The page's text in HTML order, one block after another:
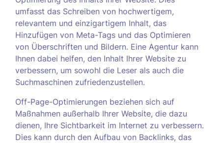
umfasst das Schreiben von hochwertigem,
relevantem und einzigartigem Inhalt, das
Hinzufügen von Meta-Tags und das Optimieren
von Überschriften und Bildern. Eine Agentur kann
Ihnen dabei helfen, den Inhalt Ihrer Website zu
verbessern, um sowohl die Leser als auch die
Suchmaschinen zufriedenzustellen.
Off-Page-Optimierungen beziehen sich auf
Maßnahmen außerhalb Ihrer Website, die dazu
dienen, Ihre Sichtbarkeit im Internet zu verbessern.
Dies kann durch den Aufbau von Backlinks, das